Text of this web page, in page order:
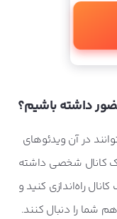
داشته باشیم؟
در آن ویدئوهای
یک کانال شخصی داشته
راه‌‌اندازی کنید و
شما را دنبال کنند.